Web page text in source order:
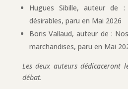
Hugues Sibille, auteur de
désirables, paru en Mai 2026
Boris Vallaud, auteur de :
marchandises, paru en Mai
Les deux auteurs dédicaceront
débat.